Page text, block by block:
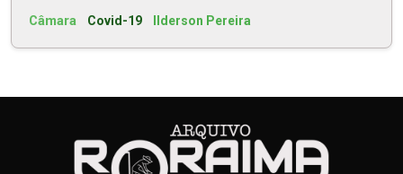
Câmara Covid-19 Ilderson Pereira